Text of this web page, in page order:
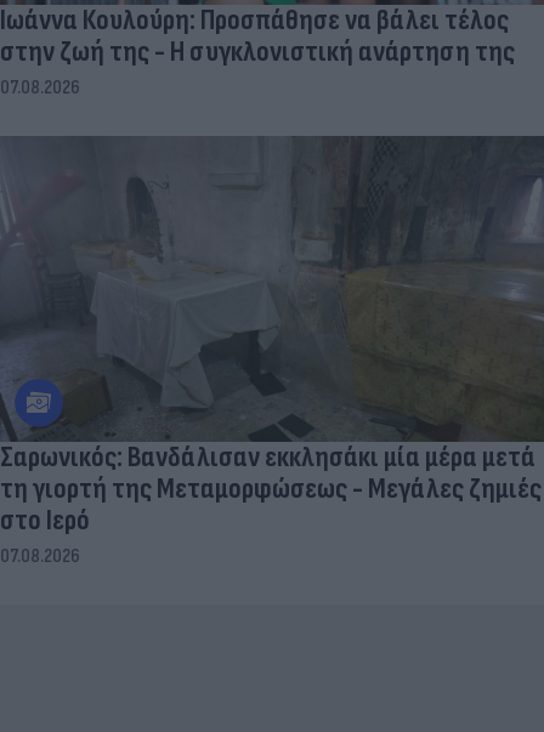
Ιωάννα Κουλούρη: Προσπάθησε να βάλει τέλος
στην ζωή της - Η συγκλονιστική ανάρτηση της
07.08.2026
Σαρωνικός: Βανδάλισαν εκκλησάκι μία μέρα μετά
τη γιορτή της Μεταμορφώσεως - Μεγάλες ζημιές
στο Ιερό
07.08.2026